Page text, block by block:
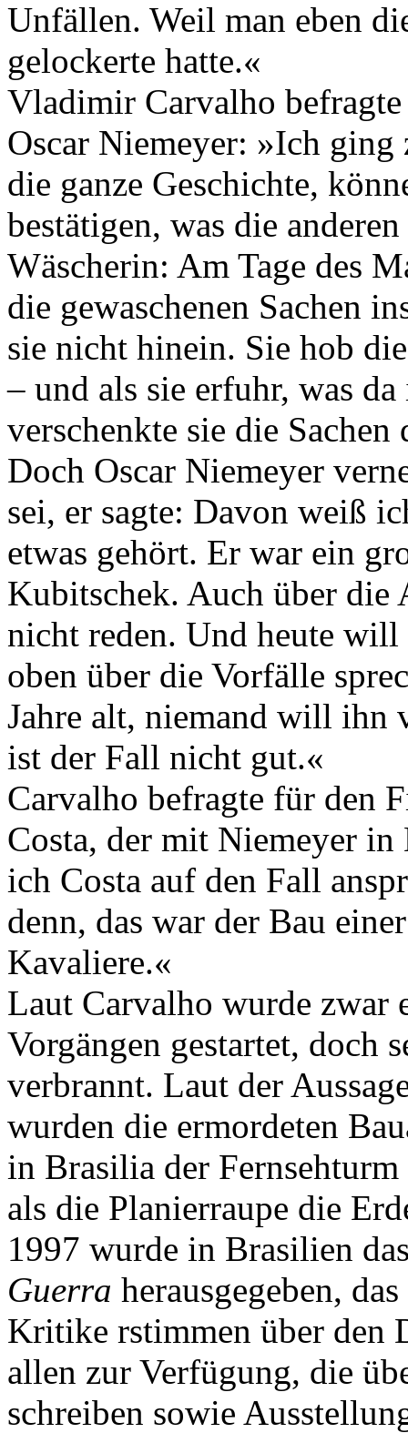
Unfällen. Weil man eben
gelockerte hatte.«
Vladimir Carvalho
Oscar Niemeyer: »Ich
die ganze Geschichte,
bestätigen, was die
Wäscherin: Am Tage des
die gewaschenen Sachen
sie nicht hinein. Sie hob
– und als sie erfuhr, was
verschenkte sie die
Doch Oscar Niemeyer
sei, er sagte: Davon weiß
etwas gehört. Er war ein
Kubitschek. Auch über
nicht reden. Und heute
oben über die Vorfälle
Jahre alt, niemand will ihn
ist der Fall nicht gut.«
Carvalho befragte für den
Costa, der mit Niemeyer
ich Costa auf den Fall
denn, das war der Bau
Kavaliere.«
Laut Carvalho wurde zwar
Vorgängen gestartet, doch
verbrannt. Laut der
wurden die ermordeten
in Brasilia der
als die Planierraupe die
1997 wurde in Brasilien
Guerra herausgegeben,
Kritike rstimmen über den
allen zur Verfügung, die
schreiben sowie